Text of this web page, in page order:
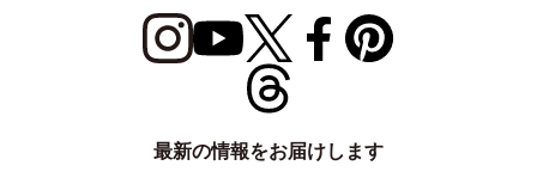
最新の情報をお届けします